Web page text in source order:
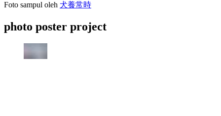
Foto sampul oleh 犬養常時
photo poster project